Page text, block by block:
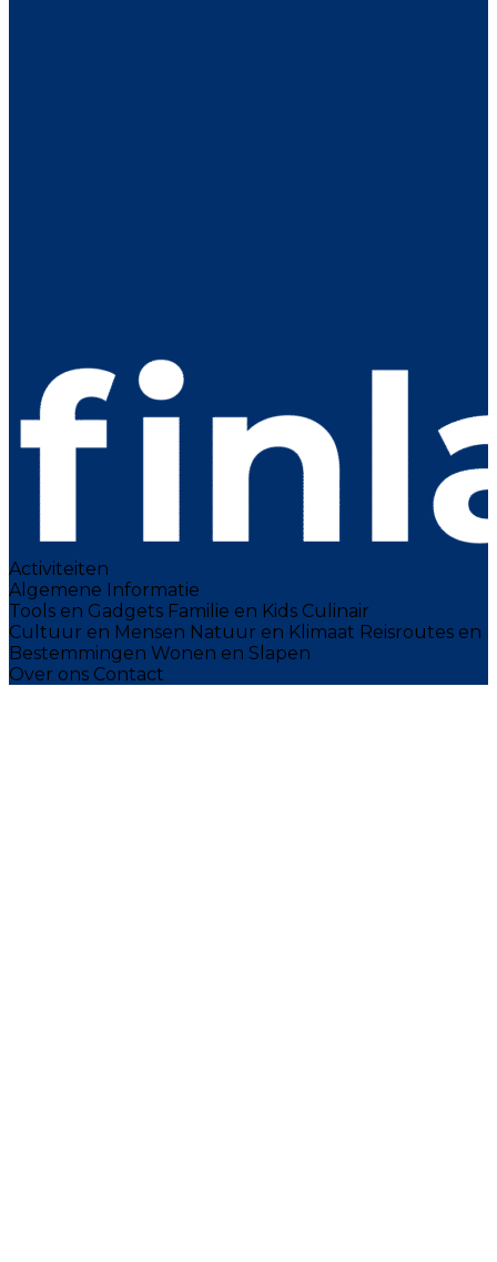
Activiteiten
Algemene Informatie
Tools en Gadgets Familie en Kids Culinair
Cultuur en Mensen Natuur en Klimaat Reisroutes en
Bestemmingen Wonen en Slapen
Over ons Contact